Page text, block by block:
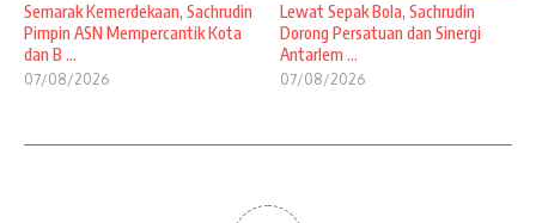
Semarak Kemerdekaan, Sachrudin
Pimpin ASN Mempercantik Kota
dan B ...
07/08/2026
Lewat Sepak Bola, Sachrudin
Dorong Persatuan dan Sinergi
Antarlem ...
07/08/2026